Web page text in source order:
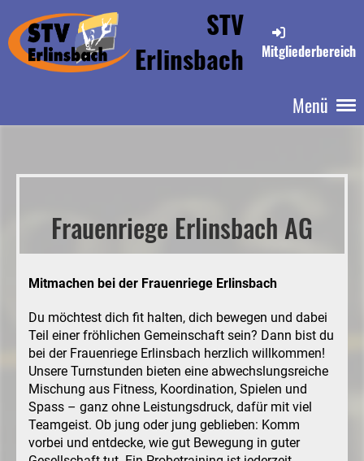
STV
Erlinsbach
Mitgliederbereich
Menü
Frauenriege Erlinsbach AG
Mitmachen bei der Frauenriege Erlinsbach
Du möchtest dich fit halten, dich bewegen und dabei
Teil einer fröhlichen Gemeinschaft sein? Dann bist du
bei der Frauenriege Erlinsbach herzlich willkommen!
Unsere Turnstunden bieten eine abwechslungsreiche
Mischung aus Fitness, Koordination, Spielen und
Spass – ganz ohne Leistungsdruck, dafür mit viel
Teamgeist. Ob jung oder jung geblieben: Komm
vorbei und entdecke, wie gut Bewegung in guter